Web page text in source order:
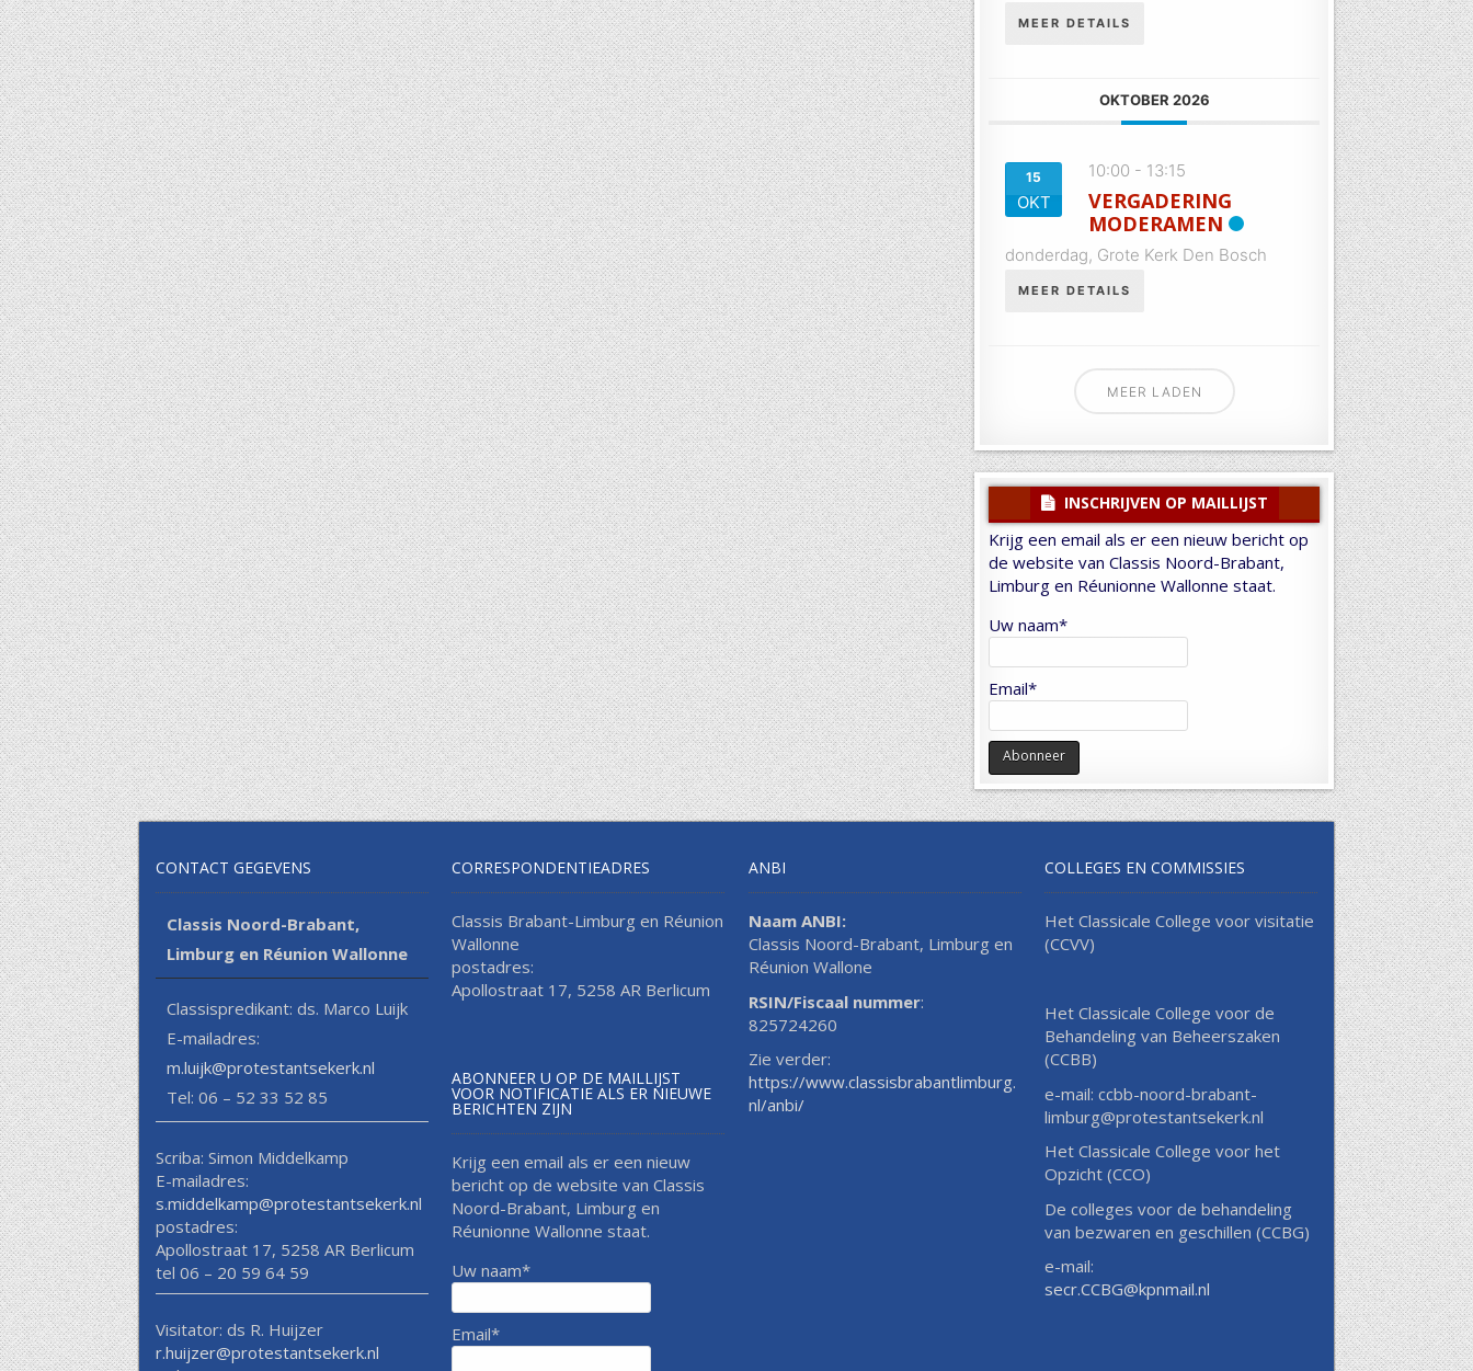
MEER DETAILS
OKTOBER 2026
15
OKT
10:00 - 13:15
VERGADERING
MODERAMEN
donderdag, Grote Kerk Den Bosch
MEER DETAILS
MEER LADEN
INSCHRIJVEN OP MAILLIJST
Krijg een email als er een nieuw bericht op
de website van Classis Noord-Brabant,
Limburg en Réunionne Wallonne staat.
Uw naam*
Email*
CONTACT GEGEVENS
Classis Noord-Brabant,
Limburg en Réunion Wallonne
Classispredikant: ds. Marco Luijk
E-mailadres:
m.luijk@protestantsekerk.nl
Tel: 06 – 52 33 52 85
Scriba: Simon Middelkamp
E-mailadres:
s.middelkamp@protestantsekerk.nl
postadres:
Apollostraat 17, 5258 AR Berlicum
tel 06 – 20 59 64 59
Visitator: ds R. Huijzer
r.huijzer@protestantsekerk.nl
CORRESPONDENTIEADRES
Classis Brabant-Limburg en Réunion
Wallonne
postadres:
Apollostraat 17, 5258 AR Berlicum
ABONNEER U OP DE MAILLIJST
VOOR NOTIFICATIE ALS ER NIEUWE
BERICHTEN ZIJN
Krijg een email als er een nieuw
bericht op de website van Classis
Noord-Brabant, Limburg en
Réunionne Wallonne staat.
Uw naam*
Email*
ANBI
Naam ANBI:
Classis Noord-Brabant, Limburg en
Réunion Wallone
RSIN/Fiscaal nummer:
825724260
Zie verder:
https://www.classisbrabantlimburg.
nl/anbi/
COLLEGES EN COMMISSIES
Het Classicale College voor visitatie
(CCVV)
Het Classicale College voor de
Behandeling van Beheerszaken
(CCBB)
e-mail: ccbb-noord-brabant-
limburg@protestantsekerk.nl
Het Classicale College voor het
Opzicht (CCO)
De colleges voor de behandeling
van bezwaren en geschillen (CCBG)
e-mail:
secr.CCBG@kpnmail.nl